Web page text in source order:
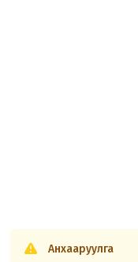
Анхааруулга